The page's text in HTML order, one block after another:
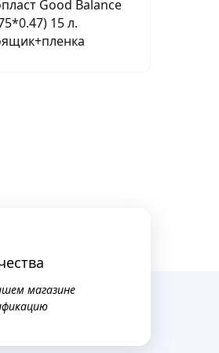
Good Balance
15 л.
магазине